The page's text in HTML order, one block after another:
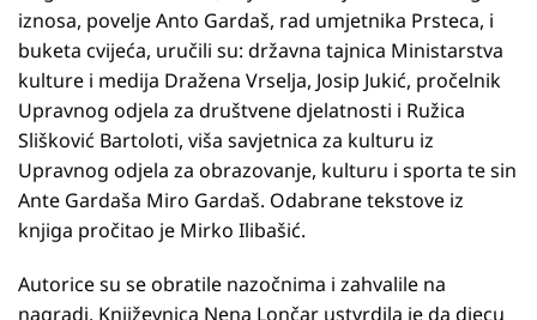
iznosa, povelje Anto Gardaš, rad umjetnika Prsteca, i
buketa cvijeća, uručili su: državna tajnica Ministarstva
kulture i medija Dražena Vrselja, Josip Jukić, pročelnik
Upravnog odjela za društvene djelatnosti i Ružica
Slišković Bartoloti, viša savjetnica za kulturu iz
Upravnog odjela za obrazovanje, kulturu i sporta te sin
Ante Gardaša Miro Gardaš. Odabrane tekstove iz
knjiga pročitao je Mirko Ilibašić.
Autorice su se obratile nazočnima i zahvalile na
nagradi. Književnica Nena Lončar ustvrdila je da djecu